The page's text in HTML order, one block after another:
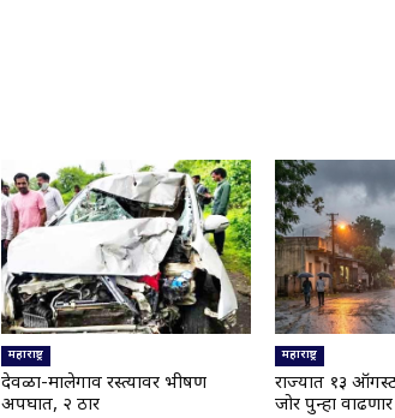
महाराष्ट्र
देवळा-मालेगाव रस्त्यावर भीषण
अपघात, २ ठार
महाराष्ट्र
राज्यात १३
जोर पुन्हा वाढणार